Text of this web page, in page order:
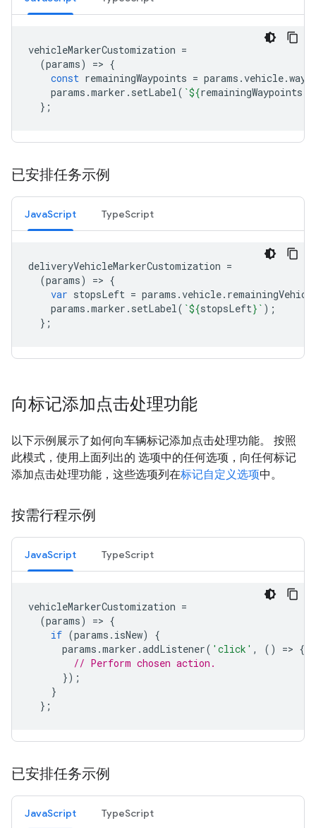
vehicleMarkerCustomization =
(params) => {
const remainingWaypoints = params .vehicle.
params .marker . setLabel( `${remainingWaypoints
};
已安排任务示例
JavaScript TypeScript
deliveryVehicleMarkerCustomization =
(params) => {
var stopsLeft = params .vehicle.
params .marker . setLabel( `${stopsLeft} ` );
};
向标记添加点击处理功能
以下示例展示了如何向车辆标记添加点击处理功能。 按照
此模式，使用上面列出的 选项中的任何选项，向任何标记
添加点击处理功能，这些选项列在标记自定义选项中。
按需行程示例
JavaScript TypeScript
vehicleMarkerCustomization =
(params) => {
if (params . isNew)
{
params .marker .addListener( 'click' , () => {
// Perform chosen action.
});
}
};
已安排任务示例
JavaScript TypeScript